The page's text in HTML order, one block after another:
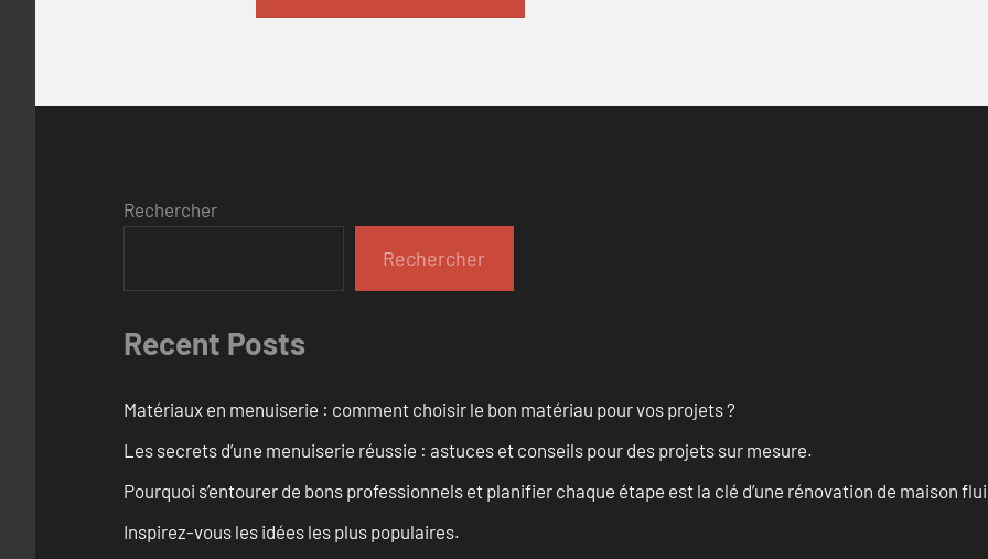
Rechercher
Rechercher
Recent Posts
Matériaux en menuiserie : comment choisir le bon matériau pour vos projets ?
Les secrets d’une menuiserie réussie : astuces et conseils pour des projets sur mesure.
Pourquoi s’entourer de bons professionnels et planifier chaque étape est la clé d’une rénovation de maison
Inspirez-vous les idées les plus populaires.